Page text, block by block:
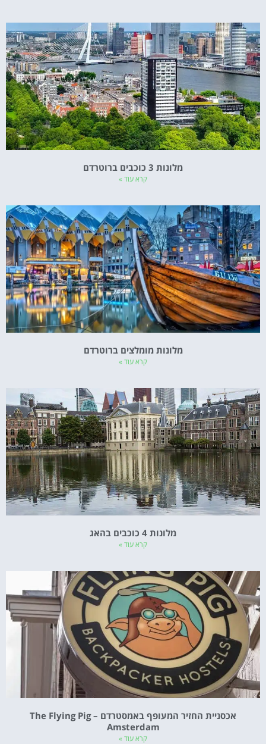
מלונות 3 כוכבים ברוטרדם
קרא עוד »
מלונות מומלצים ברוטרדם
קרא עוד »
מלונות 4 כוכבים בהאג
קרא עוד »
אכסניית החזיר המעופף באמסטרדם – The Flying Pig
Amsterdam
קרא עוד »